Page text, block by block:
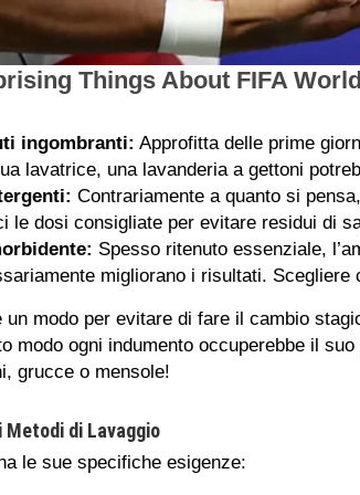
ingombranti: Approfitta delle prime
lavatrice, una lavanderia a gettoni
Contrariamente a quanto si
le dosi consigliate per evitare residui di
Spesso ritenuto essenziale,
migliorano i risultati.
modo per evitare di fare il cambio
modo ogni indumento occuperebbe il
grucce o mensole!
di Lavaggio
le sue specifiche esigenze: